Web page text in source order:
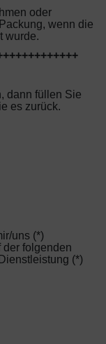
oder
wenn die
wurde.
dann füllen Sie
es zurück.
uns (*)
der folgenden
(*)